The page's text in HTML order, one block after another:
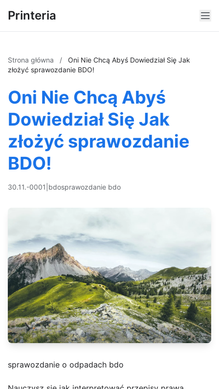
Printeria
Strona główna /
Oni Nie Chcą Abyś Dowiedział Się Jak
złożyć sprawozdanie BDO!
Oni Nie Chcą Abyś
Dowiedział Się Jak
złożyć sprawozdanie
BDO!
30.11.-0001 bdosprawozdanie bdo
sprawozdanie o odpadach bdo